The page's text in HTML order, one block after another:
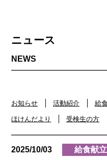
ニュース
お知らせ 活動紹介 給
ほけんだより 受検生の方
2025/10/03 給食献